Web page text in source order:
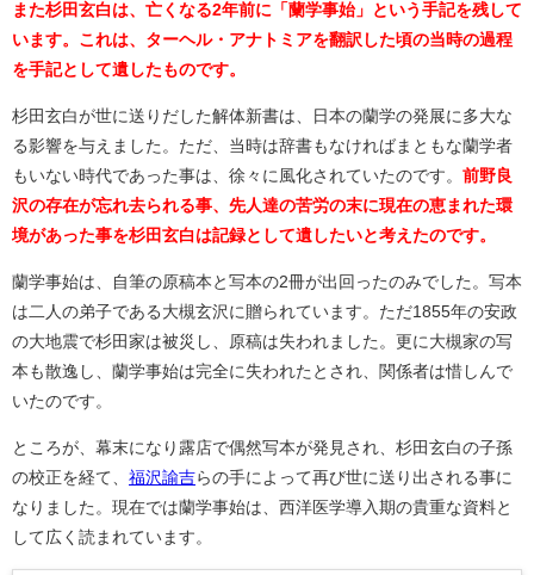
また杉田玄白は、亡くなる2年前に「蘭学事始」という手記を残して
います。これは、ターヘル・アナトミアを翻訳した頃の当時の過程
を手記として遺したものです。
杉田玄白が世に送りだした解体新書は、日本の蘭学の発展に多大な
る影響を与えました。ただ、当時は辞書もなければまともな蘭学者
もいない時代であった事は、徐々に風化されていたのです。 前野良
沢の存在が忘れ去られる事、先人達の苦労の末に現在の恵まれた環
境があった事を杉田玄白は記録として遺したいと考えたのです。
蘭学事始は、自筆の原稿本と写本の2冊が出回ったのみでした。写本
は二人の弟子である大槻玄沢に贈られています。ただ1855年の安政
の大地震で杉田家は被災し、原稿は失われました。更に大槻家の写
本も散逸し、蘭学事始は完全に失われたとされ、関係者は惜しんで
いたのです。
ところが、幕末になり露店で偶然写本が発見され、杉田玄白の子孫
の校正を経て、 福沢諭吉らの手によって再び世に送り出される事に
なりました。現在では蘭学事始は、西洋医学導入期の貴重な資料と
して広く読まれています。